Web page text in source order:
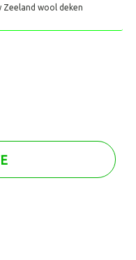
Zeeland wool deken